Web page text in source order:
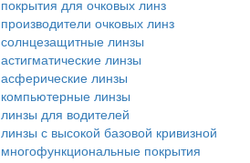
покрытия для очковых линз
производители очковых линз
солнцезащитные линзы
астигматические линзы
асферические линзы
компьютерные линзы
линзы для водителей
линзы с высокой базовой кривизной
многофункциональные покрытия